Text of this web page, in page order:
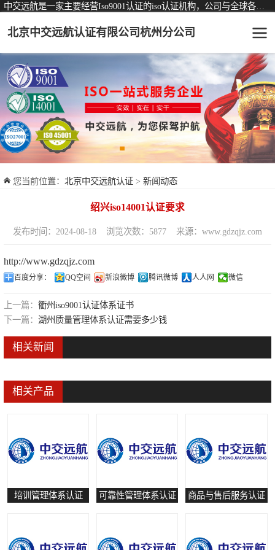
北京中交远航认证有限公司杭州分公司
您当前位置： 北京中交远航认证 > 新闻动态
绍兴iso14001认证要求
发布时间：2024-08-18 浏览次数：5877 来源：www.gdzqjz.com
http://www.gdzqjz.com
百度分享： QQ空间 新浪微博 腾讯微博 人人网 微信
上一篇： 衢州iso9001认证体系证书
下一篇： 湖州质量管理体系认证需要多少钱
相关新闻
相关产品
培训管理体系认证 可靠性管理体系认证 商品与售后服务认证
认证服务 可从事认证业务一览表
ISO9001质量管理体系认证
ISO14001环境管理体系认证
ISO45001职业健康安全管理体系认证
交通运输服务认证
ISO27001信息安全管理体系认证
培训管理体系认证